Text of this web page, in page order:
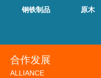
钢铁制品 原木
合作发展
ALLIANCE